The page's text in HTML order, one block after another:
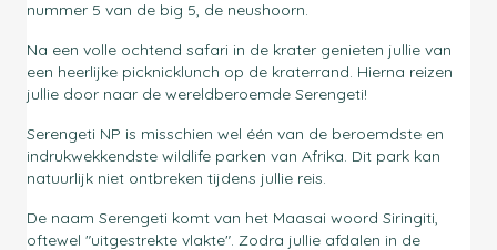
nummer 5 van de big 5, de neushoorn.
Na een volle ochtend safari in de krater genieten jullie van
een heerlijke picknicklunch op de kraterrand. Hierna reizen
jullie door naar de wereldberoemde Serengeti!
Serengeti NP is misschien wel één van de beroemdste en
indrukwekkendste wildlife parken van Afrika. Dit park kan
natuurlijk niet ontbreken tijdens jullie reis.
De naam Serengeti komt van het Maasai woord Siringiti,
oftewel "uitgestrekte vlakte". Zodra jullie afdalen in de